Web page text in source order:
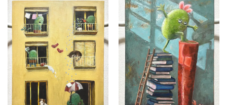
ジャンル
動物・生き物
配送目安
二週間以内